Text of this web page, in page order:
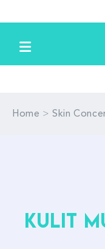
kandungan
Home >Skin
Kulit